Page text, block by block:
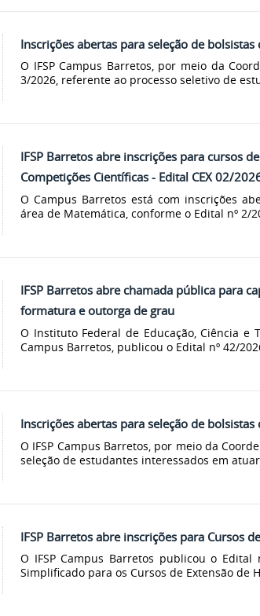
Inscrições abertas para seleção de
O IFSP Campus Barretos, por meio da
3/2026, referente ao processo seletivo de
IFSP Barretos abre inscrições para cursos
Competições Científicas - Edital CEX 02/
O Campus Barretos está com inscrições
área de Matemática, conforme o Edital nº 2/
IFSP Barretos abre chamada pública para
formatura e outorga de grau
O Instituto Federal de Educação, Ciência e
Campus Barretos, publicou o Edital nº 42/
Inscrições abertas para seleção de
O IFSP Campus Barretos, por meio da
seleção de estudantes interessados em
IFSP Barretos abre inscrições para Cursos
O IFSP Campus Barretos publicou o
Simplificado para os Cursos de Extensão de